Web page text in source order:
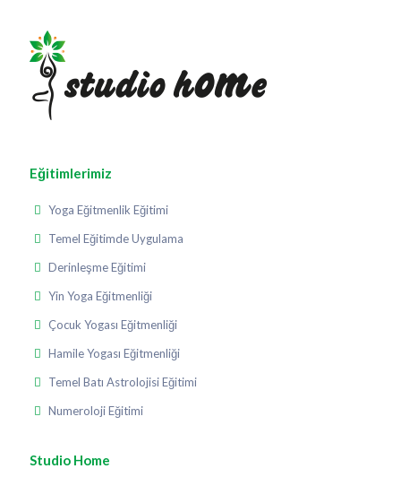
Eğitimlerimiz
Yoga Eğitmenlik Eğitimi
Temel Eğitimde Uygulama
Derinleşme Eğitimi
Yin Yoga Eğitmenliği
Çocuk Yogası Eğitmenliği
Hamile Yogası Eğitmenliği
Temel Batı Astrolojisi Eğitimi
Numeroloji Eğitimi
Studio Home